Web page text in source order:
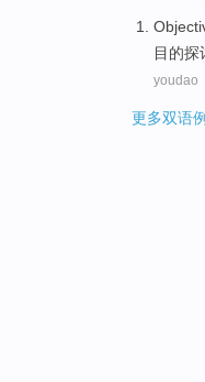
目的探
youdao
更多双语